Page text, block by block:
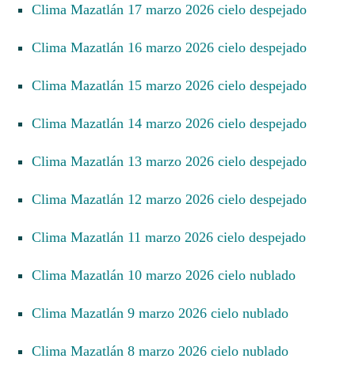
Clima Mazatlán 17 marzo 2026 cielo despejado
Clima Mazatlán 16 marzo 2026 cielo despejado
Clima Mazatlán 15 marzo 2026 cielo despejado
Clima Mazatlán 14 marzo 2026 cielo despejado
Clima Mazatlán 13 marzo 2026 cielo despejado
Clima Mazatlán 12 marzo 2026 cielo despejado
Clima Mazatlán 11 marzo 2026 cielo despejado
Clima Mazatlán 10 marzo 2026 cielo nublado
Clima Mazatlán 9 marzo 2026 cielo nublado
Clima Mazatlán 8 marzo 2026 cielo nublado